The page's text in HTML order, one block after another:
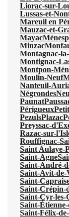
Liorac-sur-
Lussas-et-
Mareuil en
Mauzac-et-
Mayac
Minzac
Montagnac-
Montignac-
Montpon-
Moulin-Neuf
Nanteuil-
Négrondes
Paunat
Périgueux
PezulsPlazac
Preyssac-
Razac-sur-
Rouffignac-
Saint Aulaye-
Saint-Agne
Saint-André-
Saint-Avit-de-
Saint-
Saint-Crépin-
Saint-Cyr-les-
Saint-
Saint-Félix-